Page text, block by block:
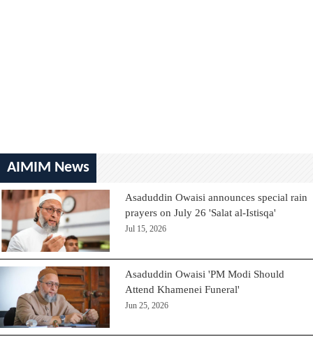
AIMIM News
Asaduddin Owaisi announces special rain
prayers on July 26 'Salat al-Istisqa'
Jul 15, 2026
Asaduddin Owaisi 'PM Modi Should
Attend Khamenei Funeral'
Jun 25, 2026